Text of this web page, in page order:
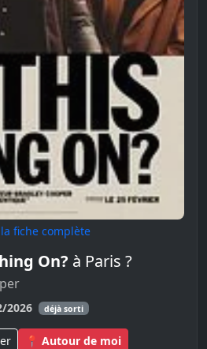
fiche complète
On? à Paris ?
2026 déjà sorti
📍 Autour de moi